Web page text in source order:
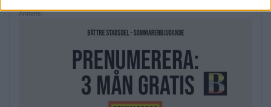
Annons: